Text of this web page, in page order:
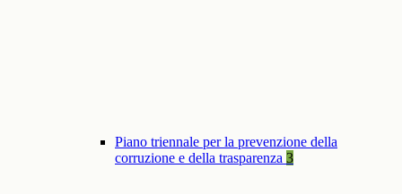
Piano triennale per la prevenzione della
corruzione e della trasparenza 3